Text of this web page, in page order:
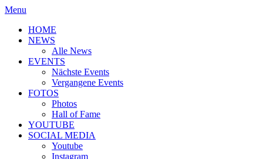
Menu
HOME
NEWS
Alle News
EVENTS
Nächste Events
Vergangene Events
FOTOS
Photos
Hall of Fame
YOUTUBE
SOCIAL MEDIA
Youtube
Instagram